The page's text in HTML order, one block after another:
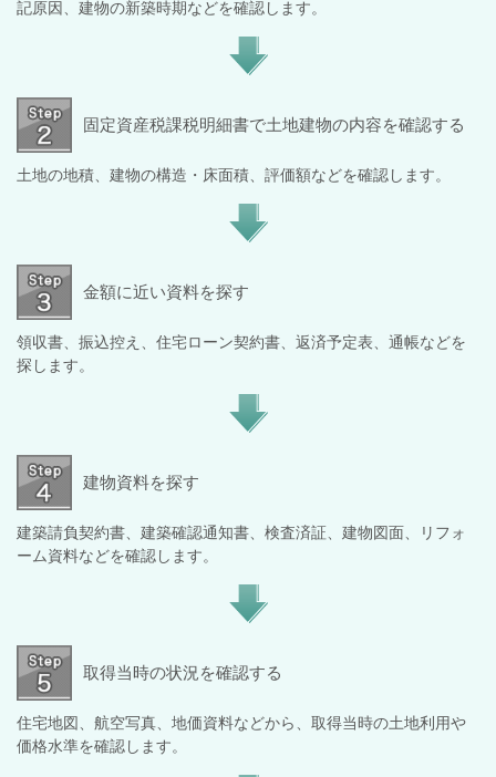
記原因、建物の新築時期などを確認します。
固定資産税課税明細書で土地建物の内容を確認する
土地の地積、建物の構造・床面積、評価額などを確認します。
金額に近い資料を探す
領収書、振込控え、住宅ローン契約書、返済予定表、通帳などを
探します。
建物資料を探す
建築請負契約書、建築確認通知書、検査済証、建物図面、リフォ
ーム資料などを確認します。
取得当時の状況を確認する
住宅地図、航空写真、地価資料などから、取得当時の土地利用や
価格水準を確認します。